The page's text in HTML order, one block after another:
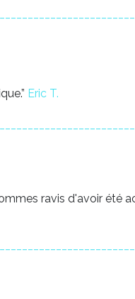
Eric T.
ravis d'avoir été